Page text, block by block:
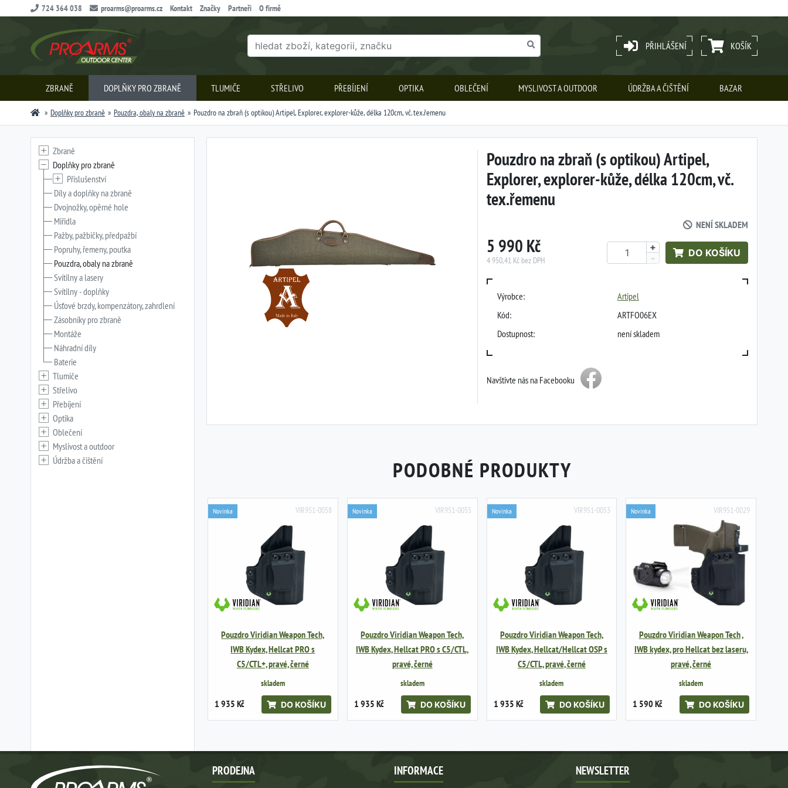
724 364 038 proarms@proarms.cz Kontakt Značky Partneři O firmě
PŘIHLÁŠENÍ KOŠÍK
ZBRANĚ DOPLŇKY PRO ZBRANĚ TLUMIČE STŘELIVO PŘEBÍJENÍ OPTIKA OBLEČENÍ MYSLIVOST A OUTDOOR ÚDRŽBA A ČIŠTĚNÍ BAZAR
Doplňky pro zbraně Pouzdra, obaly na zbraně Pouzdro na zbraň (s optikou) Artipel, Explorer, explorer-kůže, délka 120cm, vč. tex.řemenu
Pouzdro na zbraň (s optikou) Artipel,
Explorer, explorer-kůže, délka 120cm, vč.
tex.řemenu
NENÍ SKLADEM
5 990 Kč
4 950,41 Kč bez DPH
+
-
DO KOŠÍKU
Výrobce:
Artipel
Kód:
ARTFO06EX
Dostupnost:
není skladem
Navštivte nás na Facebooku
PODOBNÉ PRODUKTY
VIR951-0058
Novinka
Pouzdro Viridian Weapon Tech,
IWB Kydex, Hellcat PRO s
C5/CTL+, pravé, černé
skladem
1 935 Kč DO KOŠÍKU
VIR951-0055
Novinka
Pouzdro Viridian Weapon Tech,
IWB Kydex, Hellcat PRO s C5/CTL,
pravé, černé
skladem
1 935 Kč DO KOŠÍKU
VIR951-0053
Novinka
Pouzdro Viridian Weapon Tech,
IWB Kydex, Hellcat/Hellcat OSP s
C5/CTL, pravé, černé
skladem
1 935 Kč DO KOŠÍKU
VIR951-0029
Novinka
Pouzdro Viridian Weapon Tech ,
IWB kydex, pro Hellcat bez laseru,
pravé, černé
skladem
1 590 Kč DO KOŠÍKU
Zbraně
Doplňky pro zbraně
Příslušenství
Díly a doplňky na zbraně
Dvojnožky, opěrné hole
Miřidla
Pažby, pažbičky, předpažbí
Popruhy, řemeny, poutka
Pouzdra, obaly na zbraně
Svítilny a lasery
Svítilny - doplňky
Úsťové brzdy, kompenzátory, zahrdlení
Zásobníky pro zbraně
Montáže
Náhradní díly
Baterie
Tlumiče
Střelivo
Přebíjení
Optika
Oblečení
Myslivost a outdoor
Údržba a čištění
PRODEJNA INFORMACE NEWSLETTER